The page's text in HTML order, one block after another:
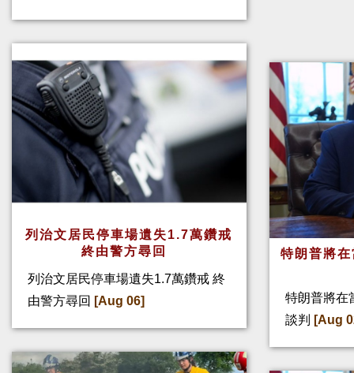
列治文居民停車場遺失1.7萬鑽戒
終由警方尋回
列治文居民停車場遺失1.7萬鑽戒 終
由警方尋回 [Aug 06]
特朗普將
特朗普將在
談判
[Aug